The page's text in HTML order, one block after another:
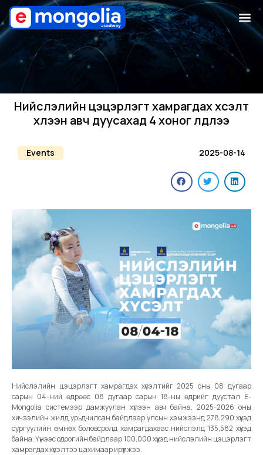
Нийслэлийн цэцэрлэгт хамрагдах хүсэлт
хүлээн авч дуусахад 4 хоног үлдлээ
Events 2025-08-14
Нийслэлийн цэцэрлэгт хамрагдах хүсэлтийг 2025 оны 08 дугаар
сарын 04-ний өдрөөс 08 дугаар сарын 18-ны өдрийг дуустал E-
Mongolia системээр дамжуулан хүлээн авч байна. 2025-2026 оны
хичээлийн жилд урьдчилсан байдлаар улсын хэмжээнд 278,290 хүүхэд
сургуулийн өмнөх боловсролд хамрагдахаас нийслэлд 135,582 хүүхэд
байна. Үүнээс одоогийн байдлаар 100,000 хүүхэд нийслэлийн цэцэрлэгт
хамрагдах хүсэлтээ цахимаар ирүүлжээ.